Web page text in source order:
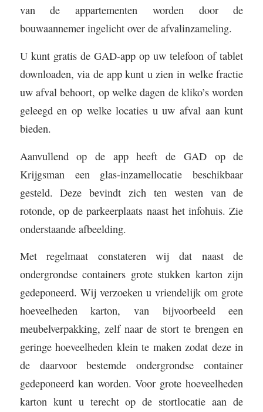
van de appartementen worden door de
bouwaannemer ingelicht over de afvalinzameling.
U kunt gratis de GAD-app op uw telefoon of tablet
downloaden, via de app kunt u zien in welke fractie
uw afval behoort, op welke dagen de kliko’s worden
geleegd en op welke locaties u uw afval aan kunt
bieden.
Aanvullend op de app heeft de GAD op de
Krijgsman een glas-inzamellocatie beschikbaar
gesteld. Deze bevindt zich ten westen van de
rotonde, op de parkeerplaats naast het infohuis. Zie
onderstaande afbeelding.
Met regelmaat constateren wij dat naast de
ondergrondse containers grote stukken karton zijn
gedeponeerd. Wij verzoeken u vriendelijk om grote
hoeveelheden karton, van bijvoorbeeld een
meubelverpakking, zelf naar de stort te brengen en
geringe hoeveelheden klein te maken zodat deze in
de daarvoor bestemde ondergrondse container
gedeponeerd kan worden. Voor grote hoeveelheden
karton kunt u terecht op de stortlocatie aan de